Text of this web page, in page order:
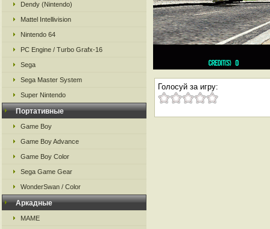
Dendy (Nintendo)
Mattel Intellivision
Nintendo 64
PC Engine / Turbo Grafx-16
Sega
Sega Master System
Super Nintendo
Портативные
Game Boy
Game Boy Advance
Game Boy Color
Sega Game Gear
WonderSwan / Color
Аркадные
MAME
Голосуй за игру: